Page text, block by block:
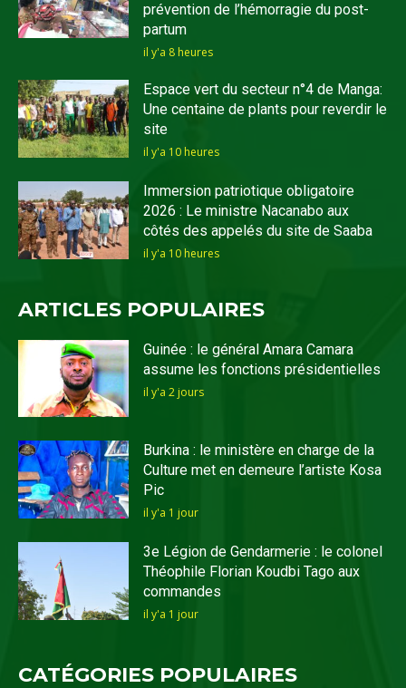
prévention de l’hémorragie du post-
partum
il y'a 8 heures
Espace vert du secteur n°4 de Manga:
Une centaine de plants pour reverdir le
site
il y'a 10 heures
Immersion patriotique obligatoire
2026 : Le ministre Nacanabo aux
côtés des appelés du site de Saaba
il y'a 10 heures
ARTICLES POPULAIRES
Guinée : le général Amara Camara
assume les fonctions présidentielles
il y'a 2 jours
Burkina : le ministère en charge de la
Culture met en demeure l’artiste Kosa
Pic
il y'a 1 jour
3e Légion de Gendarmerie : le colonel
Théophile Florian Koudbi Tago aux
commandes
il y'a 1 jour
CATÉGORIES POPULAIRES